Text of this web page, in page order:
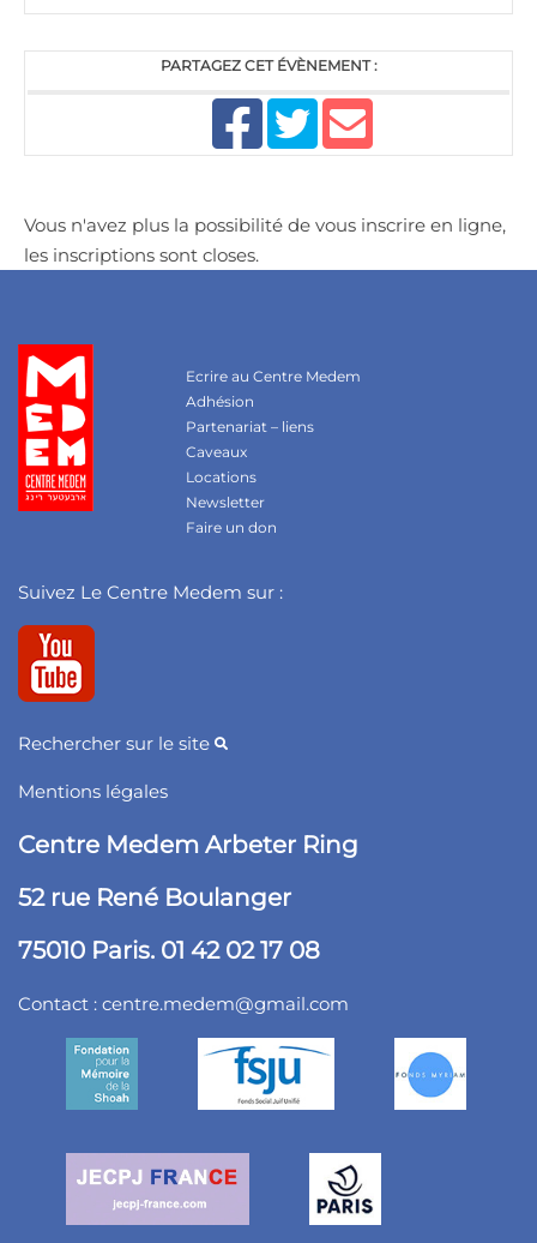
PARTAGEZ CET ÉVÈNEMENT :
Vous n'avez plus la possibilité de vous inscrire en ligne,
les inscriptions sont closes.
Ecrire au Centre Medem
Adhésion
Partenariat – liens
Caveaux
Locations
Newsletter
Faire un don
Suivez Le Centre Medem sur :
Rechercher sur le site
Mentions légales
Centre Medem Arbeter Ring
52 rue René Boulanger
75010 Paris. 01 42 02 17 08
Contact : centre.medem@gmail.com